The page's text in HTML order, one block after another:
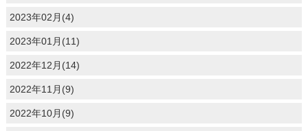
2023年02月(4)
2023年01月(11)
2022年12月(14)
2022年11月(9)
2022年10月(9)